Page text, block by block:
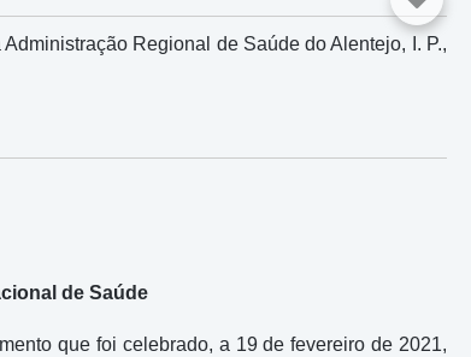
Regional de Saúde do Alentejo, I. P.,
de Saúde
que foi celebrado, a 19 de fevereiro de 2021,